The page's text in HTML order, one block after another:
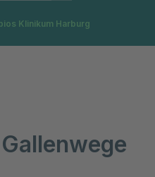
Klinikum Harburg